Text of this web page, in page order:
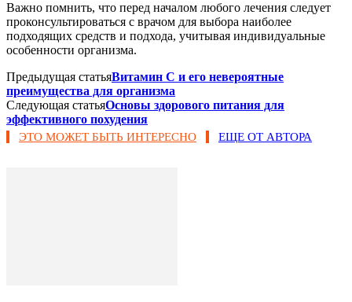
Важно помнить, что перед началом любого лечения следует
проконсультироваться с врачом для выбора наиболее
подходящих средств и подхода, учитывая индивидуальные
особенности организма.
Предыдущая статьяВитамин C и его невероятные
преимущества для организма
Следующая статьяОсновы здорового питания для
эффективного похудения
ЭТО МОЖЕТ БЫТЬ ИНТЕРЕСНО ЕЩЕ ОТ АВТОРА